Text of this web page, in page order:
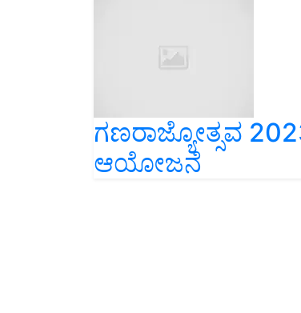
ಗಣರಾಜ್ಯೋತ್ಸವ
ಆಯೋಜನೆ